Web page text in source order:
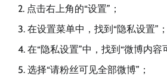
点击右上角的“设置”；
在设置菜单中，找到“隐私设置”；
在“隐私设置”中，找到“微博内容
选择“请粉丝可见全部微博”；